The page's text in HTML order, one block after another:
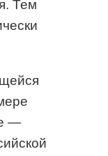
Тем
—